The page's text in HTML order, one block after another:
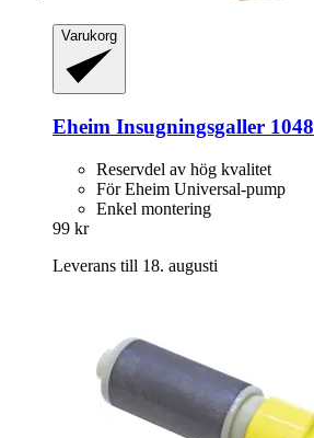
Varukorg
Eheim Insugningsgaller 1048
Reservdel av hög kvalitet
För Eheim Universal-pump
Enkel montering
99 kr
Leverans till 18. augusti